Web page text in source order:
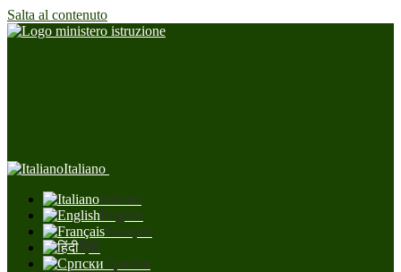
Salta al contenuto
Italiano
Italiano
English
Français
हिंदी
Српски